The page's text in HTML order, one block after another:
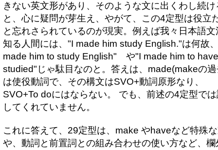
きない英文形があり、そのような文に出くわし続け
と、心に疑問が芽生え、やがて、この4定型は役立
と忘れさられているのが現実。例えば我々日本語文
知る人間には、"I made him study English."は何故
made him to study English" や"I made him to have
studied"じゃ駄目なのと。答えは、made(makeの
は使役動詞で、その構文はSVO+動詞原形なり、
SVO+To doにはならない。 でも、前述の4定型で
してくれていません。
これに答えて、29定型は、make やhaveなど特殊
や、動詞と前置詞との組み合わせの使い方など、欄